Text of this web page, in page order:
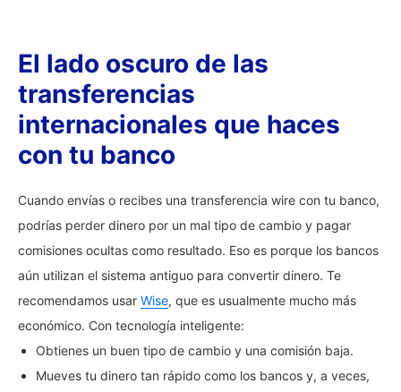
El lado oscuro de las
transferencias
internacionales que haces
con tu banco
Cuando envías o recibes una transferencia wire con tu banco,
podrías perder dinero por un mal tipo de cambio y pagar
comisiones ocultas como resultado. Eso es porque los bancos
aún utilizan el sistema antiguo para convertir dinero. Te
recomendamos usar Wise, que es usualmente mucho más
económico. Con tecnología inteligente:
Obtienes un buen tipo de cambio y una comisión baja.
Mueves tu dinero tan rápido como los bancos y, a veces,